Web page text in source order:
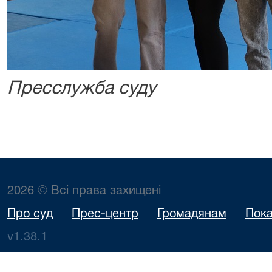
Пресслужба суду
2026 © Всі права захищені
Про суд Прес-центр Громадянам
v1.38.1